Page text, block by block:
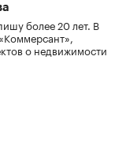
более 20 лет. В
о недвижимости